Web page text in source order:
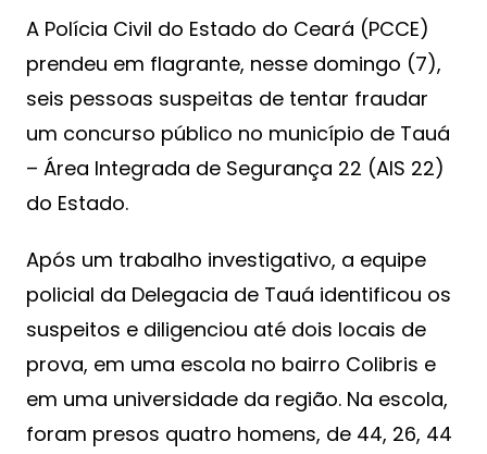
A Polícia Civil do Estado do Ceará (PCCE)
prendeu em flagrante, nesse domingo (7),
seis pessoas suspeitas de tentar fraudar
um concurso público no município de Tauá
– Área Integrada de Segurança 22 (AIS 22)
do Estado.
Após um trabalho investigativo, a equipe
policial da Delegacia de Tauá identificou os
suspeitos e diligenciou até dois locais de
prova, em uma escola no bairro Colibris e
em uma universidade da região. Na escola,
foram presos quatro homens, de 44, 26, 44